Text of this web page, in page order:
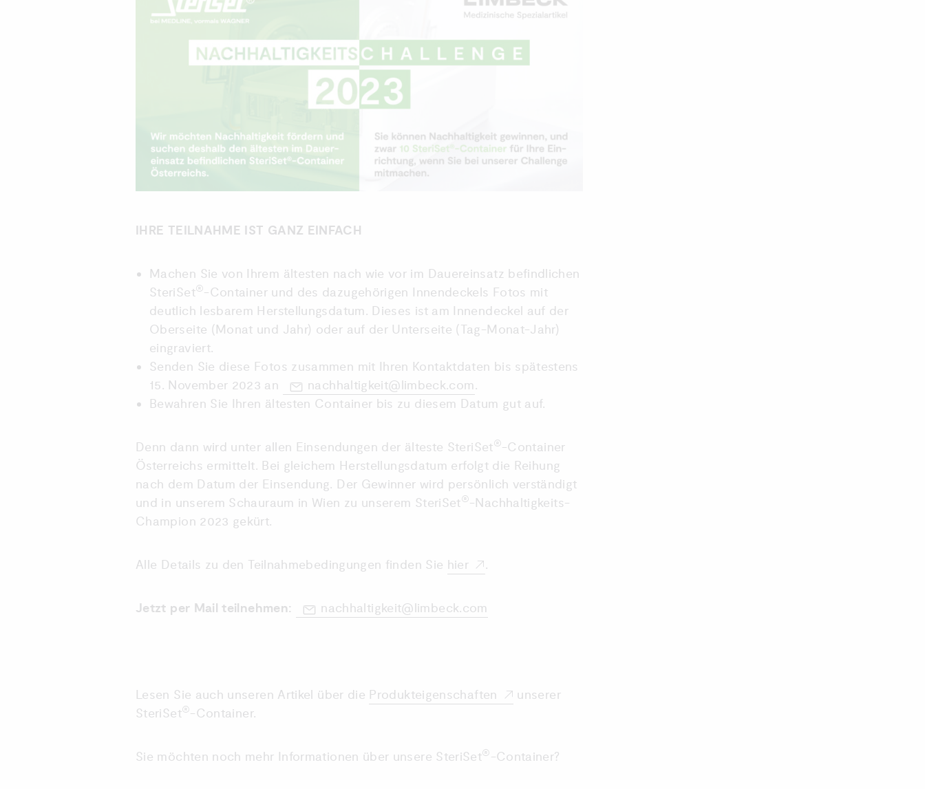
IHRE TEILNAHME IST GANZ EINFACH
Machen Sie von Ihrem ältesten nach wie vor im Dauereinsatz befindlichen
SteriSet®-Container und des dazugehörigen Innendeckels Fotos mit
deutlich lesbarem Herstellungsdatum. Dieses ist am Innendeckel auf der
Oberseite (Monat und Jahr) oder auf der Unterseite (Tag-Monat-Jahr)
eingraviert.
Senden Sie diese Fotos zusammen mit Ihren Kontaktdaten bis spätestens
15. November 2023 an
nachhaltigkeit@limbeck.com .
Bewahren Sie Ihren ältesten Container bis zu diesem Datum gut auf.
Denn dann wird unter allen Einsendungen der älteste SteriSet®-Container
Österreichs ermittelt. Bei gleichem Herstellungsdatum erfolgt die Reihung
nach dem Datum der Einsendung. Der Gewinner wird persönlich verständigt
und in unserem Schauraum in Wien zu unserem SteriSet®-Nachhaltigkeits-
Champion 2023 gekürt.
Alle Details zu den Teilnahmebedingungen finden Sie hier .
Jetzt per Mail teilnehmen: nachhaltigkeit@limbeck.com
Lesen Sie auch unseren Artikel über die Produkteigenschaften
unserer
SteriSet®-Container.
Sie möchten noch mehr Informationen über unsere SteriSet®-Container?